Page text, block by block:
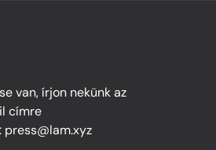
van, írjon nekünk az
címre
press@lam.xyz